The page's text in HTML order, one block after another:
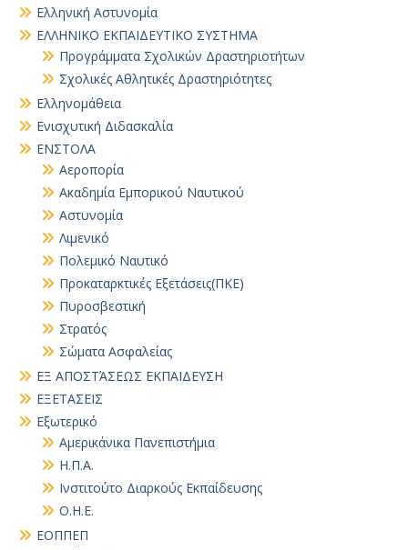
Ελληνική Αστυνομία
ΕΛΛΗΝΙΚΟ ΕΚΠΑΙΔΕΥΤΙΚΟ ΣΥΣΤΗΜΑ
Προγράμματα Σχολικών Δραστηριοτήτων
Σχολικές Αθλητικές Δραστηριότητες
Ελληνομάθεια
Ενισχυτική Διδασκαλία
ΕΝΣΤΟΛΑ
Αεροπορία
Ακαδημία Εμπορικού Ναυτικού
Αστυνομία
Λιμενικό
Πολεμικό Ναυτικό
Προκαταρκτικές Εξετάσεις(ΠΚΕ)
Πυροσβεστική
Στρατός
Σώματα Ασφαλείας
ΕΞ ΑΠΟΣΤΆΣΕΩΣ ΕΚΠΑΙΔΕΥΣΗ
ΕΞΕΤΑΣΕΙΣ
Εξωτερικό
Αμερικάνικα Πανεπιστήμια
Η.Π.Α.
Ινστιτούτο Διαρκούς Εκπαίδευσης
Ο.Η.Ε.
ΕΟΠΠΕΠ